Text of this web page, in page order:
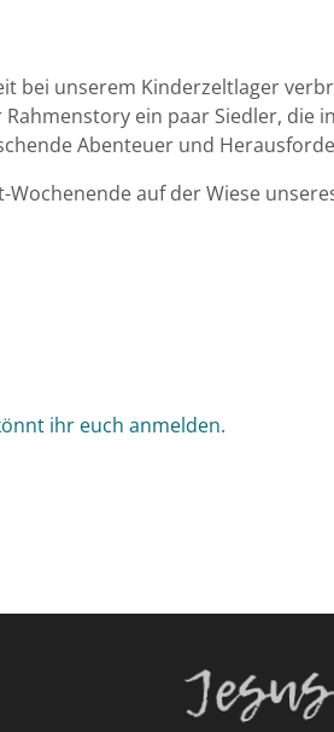
bei unserem Kinderzeltlager
ein paar Siedler, die
Abenteuer und
auf der Wiese
ihr euch anmelden.